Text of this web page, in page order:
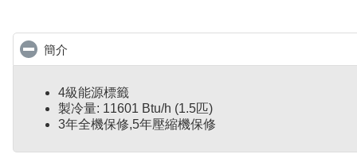
簡介
4級能源標籤
製冷量: 11601 Btu/h (1.5匹)
3年全機保修,5年壓縮機保修